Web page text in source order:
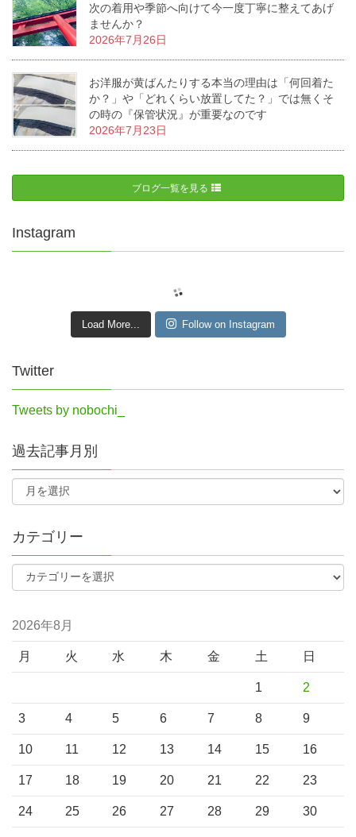
次の着用や季節へ向けて今一度丁寧に整えてあげ
ませんか？
2026年7月26日
お洋服が黄ばんたりする本当の理由は「何回着た
か？」や「どれくらい放置してた？」では無くそ
の時の『保管状況』が重要なのです
2026年7月23日
ブログ一覧を見る
Instagram
Load More... Follow on Instagram
Twitter
Tweets by nobochi_
過去記事月別
カテゴリー
2026年8月
月 火 水 木 金 土 日
1 2
3 4 5 6 7 8 9
10 11 12 13 14 15 16
17 18 19 20 21 22 23
24 25 26 27 28 29 30